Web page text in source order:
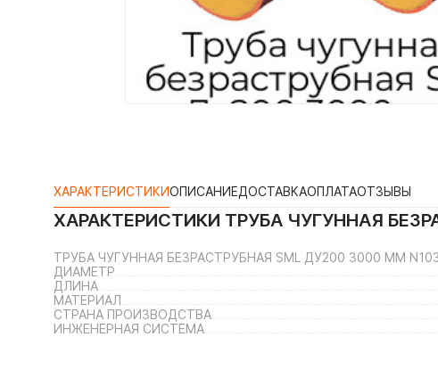
ХАРАКТЕРИСТИКИОПИСАНИЕДОСТАВКАОПЛАТАОТЗЫВЫ
ХАРАКТЕРИСТИКИ ТРУБА ЧУГУННАЯ
ТРУБА ЧУГУННАЯ БЕЗРАСТРУБНАЯ SML ДУ200 3000 ММ
ДИАМЕТР
ДЛИНА
МАТЕРИАЛ
СТРАНА ПРОИЗВОДСТВА
ИНЖЕНЕРНАЯ СИСТЕМА